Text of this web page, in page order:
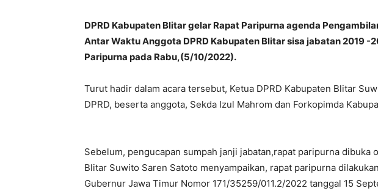
DPRD Kabupaten Blitar gelar Rapat Paripurna agenda
Antar Waktu Anggota DPRD Kabupaten Blitar sisa jabatan 2019 -
Paripurna pada Rabu,(5/10/2022).
Turut hadir dalam acara tersebut, Ketua DPRD Kabupaten Blitar
DPRD, beserta anggota, Sekda Izul Mahrom dan Forkopimda
Sebelum, pengucapan sumpah janji jabatan,rapat paripurna dibuka
Blitar Suwito Saren Satoto menyampaikan, rapat paripurna
Gubernur Jawa Timur Nomor 171/35259/011.2/2022 tanggal 15